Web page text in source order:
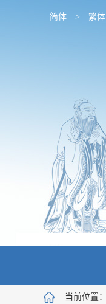
简体 > 繁体
当前位置：